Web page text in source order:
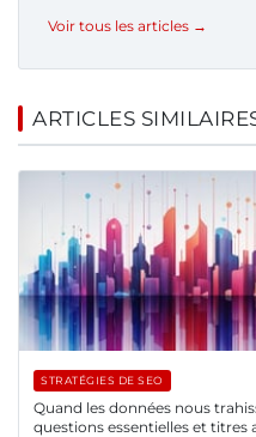
Voir tous les articles →
ARTICLES
STRATÉGIES DE SEO
Quand les données nous
questions essentielles et